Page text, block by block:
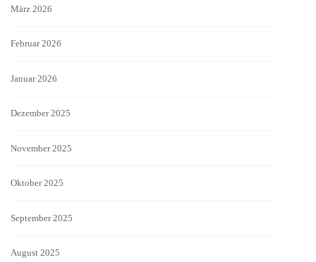
März 2026
Februar 2026
Januar 2026
Dezember 2025
November 2025
Oktober 2025
September 2025
August 2025